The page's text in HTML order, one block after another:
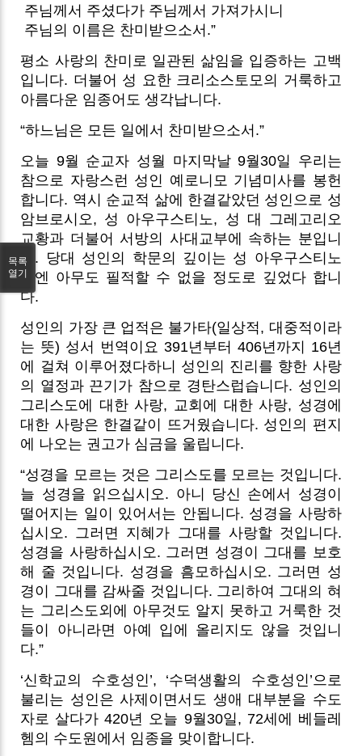
주님께서 주셨다가 주님께서 가져가시니
주님의 이름은 찬미받으소서.”
평소 사랑의 찬미로 일관된 삶임을 입증하는 고백
입니다. 더불어 성 요한 크리소스토모의 거룩하고
아름다운 임종어도 생각납니다.
“하느님은 모든 일에서 찬미받으소서.”
오늘 9월 순교자 성월 마지막날 9월30일 우리는
참으로 자랑스런 성인 예로니모 기념미사를 봉헌
합니다. 역시 순교적 삶에 한결같았던 성인으로 성
암브로시오, 성 아우구스티노, 성 대 그레고리오
교황과 더불어 서방의 사대교부에 속하는 분입니
다. 당대 성인의 학문의 깊이는 성 아우구스티노
외엔 아무도 필적할 수 없을 정도로 깊었다 합니
다.
성인의 가장 큰 업적은 불가타(일상적, 대중적이라
는 뜻) 성서 번역이요 391년부터 406년까지 16년
에 걸쳐 이루어졌다하니 성인의 진리를 향한 사랑
의 열정과 끈기가 참으로 경탄스럽습니다. 성인의
그리스도에 대한 사랑, 교회에 대한 사랑, 성경에
대한 사랑은 한결같이 뜨거웠습니다. 성인의 편지
에 나오는 권고가 심금을 울립니다.
“성경을 모르는 것은 그리스도를 모르는 것입니다.
늘 성경을 읽으십시오. 아니 당신 손에서 성경이
떨어지는 일이 있어서는 안됩니다. 성경을 사랑하
십시오. 그러면 지혜가 그대를 사랑할 것입니다.
성경을 사랑하십시오. 그러면 성경이 그대를 보호
해 줄 것입니다. 성경을 흠모하십시오. 그러면 성
경이 그대를 감싸줄 것입니다. 그리하여 그대의 혀
는 그리스도외에 아무것도 알지 못하고 거룩한 것
들이 아니라면 아예 입에 올리지도 않을 것입니
다.”
‘신학교의 수호성인’, ‘수덕생활의 수호성인’으로
불리는 성인은 사제이면서도 생애 대부분을 수도
자로 살다가 420년 오늘 9월30일, 72세에 베들레
헴의 수도원에서 임종을 맞이합니다.
목록
열기